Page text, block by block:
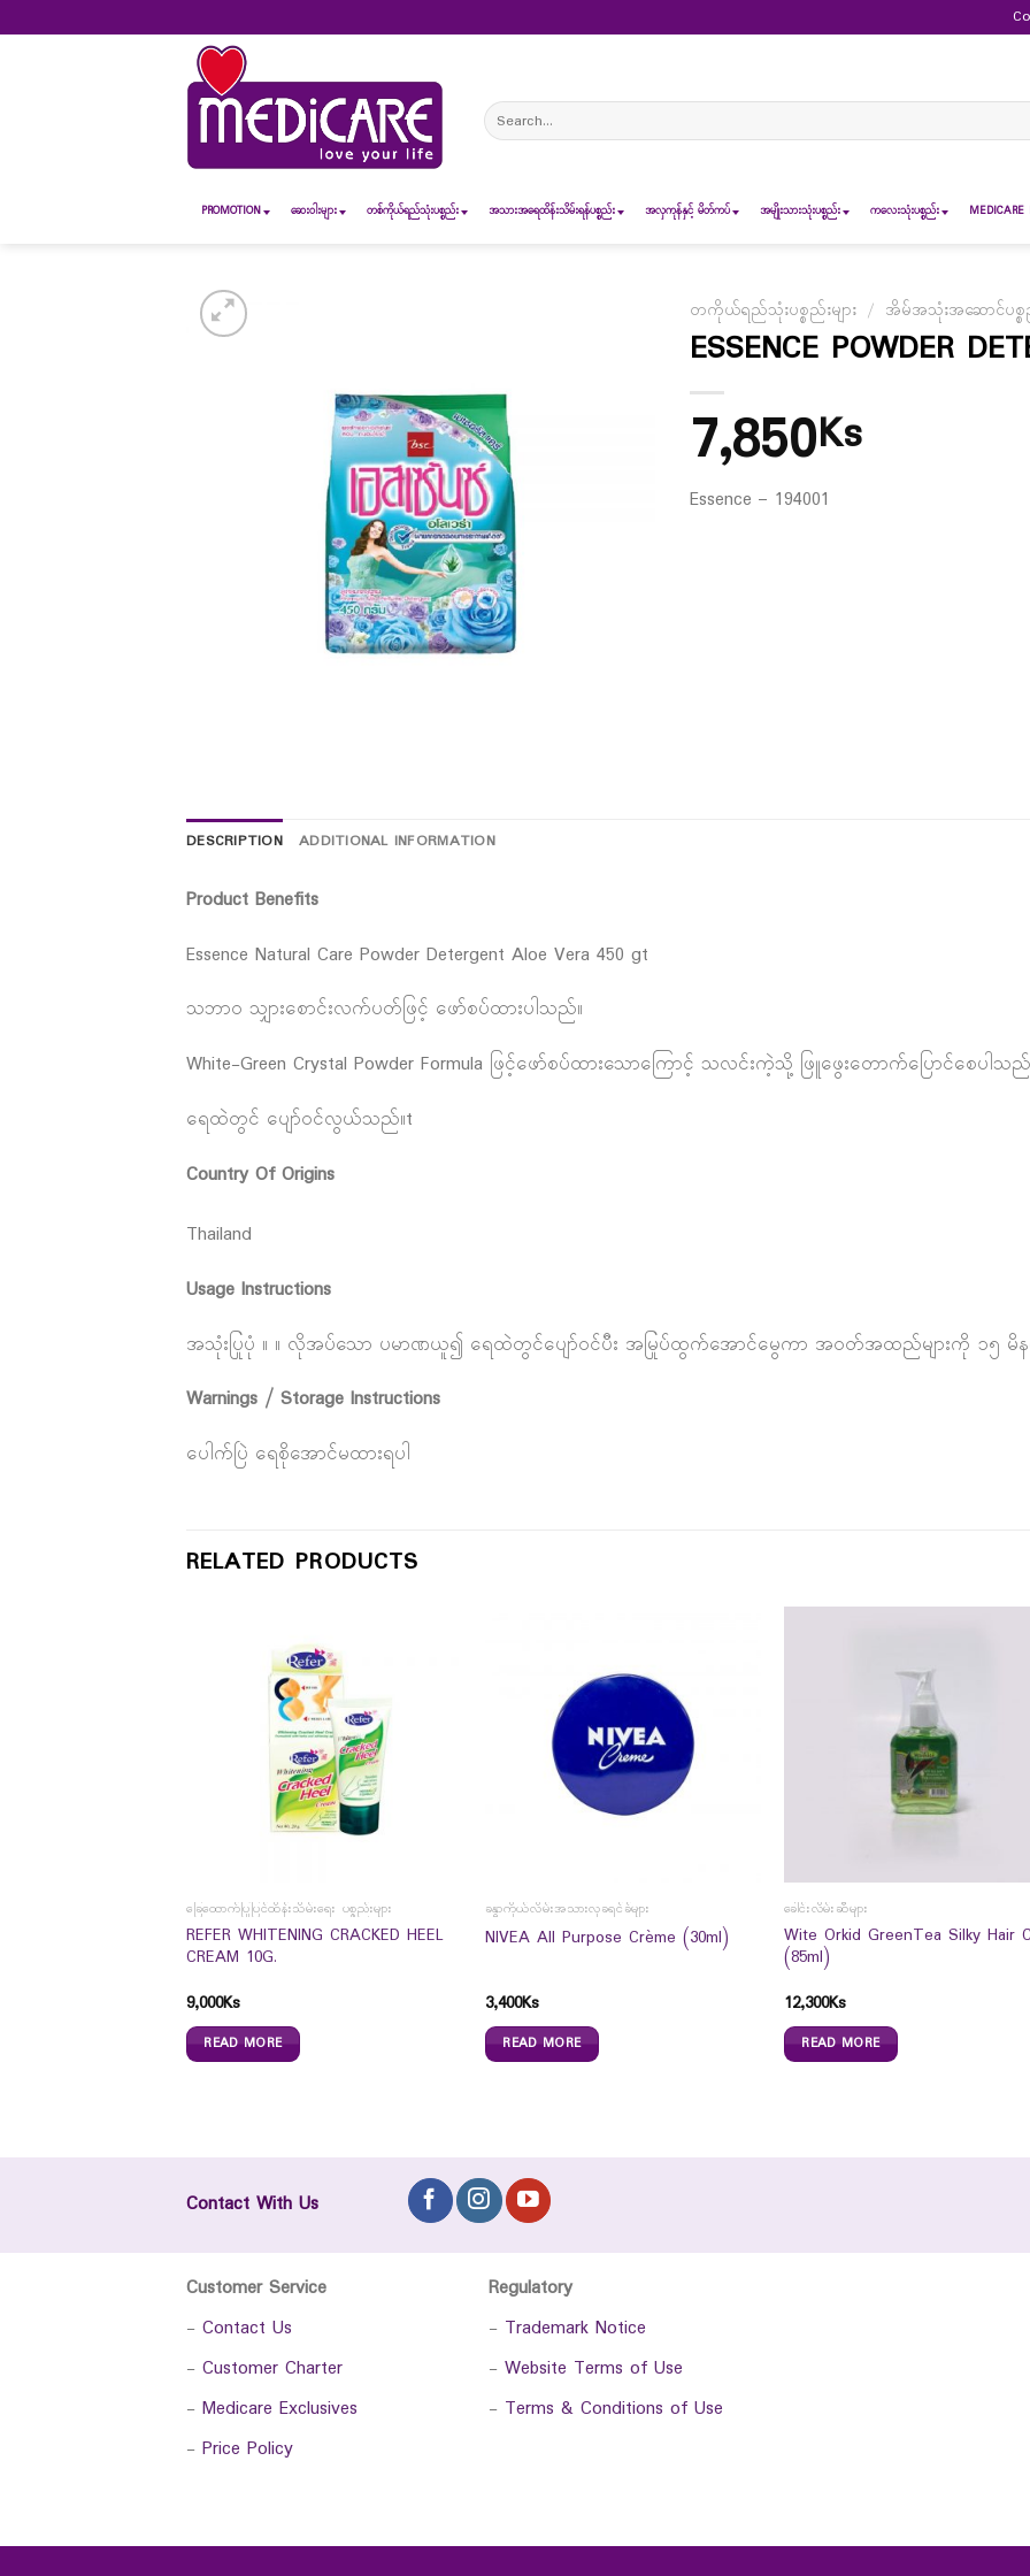
to
Search
for:
PROMOTION ဆေး၀ါးများ တစ်ကိုယ်ရည်သုံးပစ္စည်း အသားအရေထိန်းသိမ်းရန်ပစ္စည်း အလှကုန်နှင့် မိတ်ကပ် အမျိုးသားသုံးပစ္စည်း ကလေးသုံးပစ္စည်း MEDICARE
တကိုယ်ရည်သုံးပစ္စည်းများ / အိမ်အသုံးအဆောင်ပစ္စည်
ESSENCE POWDER
7,850Ks
Essence – 194001
DESCRIPTION ADDITIONAL INFORMATION
Product Benefits
Essence Natural Care Powder Detergent Aloe Vera 450 gt
သဘာဝ သျှားစောင်းလက်ပတ်ဖြင့် ဖော်စပ်ထားပါသည်။
White-Green Crystal Powder Formula ဖြင့်ဖော်စပ်ထားသောကြောင့် သလင်းကဲ့သို့ ဖြူဖွေးတောက်ပြောင်စေပါသည်
ရေထဲတွင် ပျော်ဝင်လွယ်သည်။t
Country Of Origins
Thailand
Usage Instructions
အသုံးပြုပုံ ။ ။ လိုအပ်သော ပမာဏယူ၍ ရေထဲတွင်ပျော်ဝင်ပီး အမြုပ်ထွက်အောင်မွေကာ အဝတ်အထည်များကို ၁၅ မိန
Warnings / Storage Instructions
ပေါက်ပြဲ ရေစိုအောင်မထားရပါ
RELATED PRODUCTS
ခြေထောက်ပြုပြင်ထိန်းသိမ်းရေး ပစ္စည်းများ
REFER WHITENING CRACKED HEEL
CREAM 10G.
9,000Ks
READ MORE
ခန္ဓာကိုယ်လိမ်းအသားလှခရင်ခ်များ
NIVEA All Purpose Crème (30ml)
3,400Ks
READ MORE
ခေါင်းလိမ်းဆီများ
Wite Orkid GreenTea Silky Hair
(85ml)
12,300Ks
READ MORE
Contact With Us
Customer Service
- Contact Us
- Customer Charter
- Medicare Exclusives
- Price Policy
Regulatory
- Trademark Notice
- Website Terms of Use
- Terms & Conditions of Use